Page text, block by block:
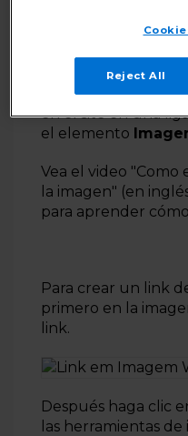
Es fácil
en el site en una
el elemento
Vea el video "Como
la imagen" (en
para aprender
Para crear un link
primero en la
link.
Después haga clic
las herramientas de
Reject All